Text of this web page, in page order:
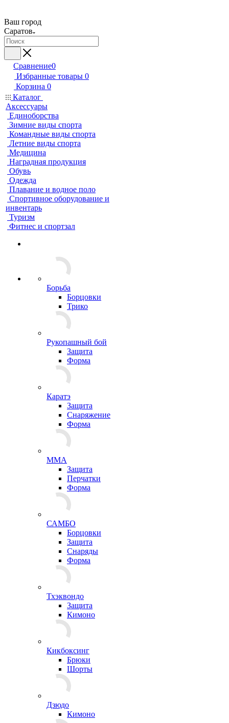
Ваш город
Саратов
Сравнение0
Избранные товары 0
Корзина 0
Каталог
Аксессуары
Единоборства
Зимние виды спорта
Командные виды спорта
Летние виды спорта
Медицина
Наградная продукция
Обувь
Одежда
Плавание и водное поло
Спортивное оборудование и
инвентарь
Туризм
Фитнес и спортзал
Борьба
Борцовки
Трико
Рукопашный бой
Защита
Форма
Каратэ
Защита
Снаряжение
Форма
ММА
Защита
Перчатки
Форма
САМБО
Борцовки
Защита
Снаряды
Форма
Тхэквондо
Защита
Кимоно
Кикбоксинг
Брюки
Шорты
Дзюдо
Кимоно